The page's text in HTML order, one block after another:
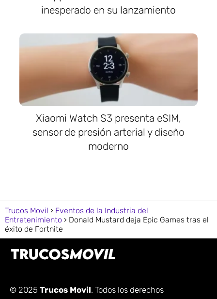
inesperado en su lanzamiento
Xiaomi Watch S3 presenta eSIM,
sensor de presión arterial y diseño
moderno
Trucos Movil
Eventos de la Industria del
Entretenimiento
Donald Mustard deja Epic Games tras el
éxito de Fortnite
© 2025 Trucos Movil. Todos los derechos